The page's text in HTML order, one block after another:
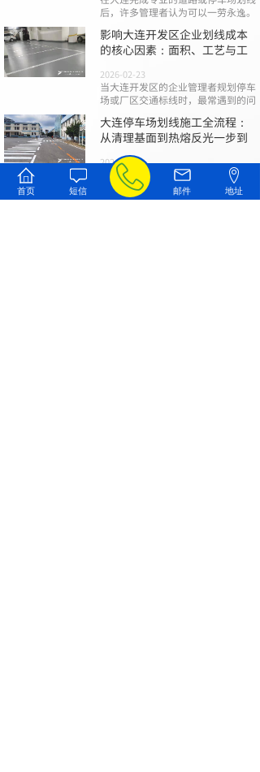
后，许多管理者认为可以一劳永逸。
影响大连开发区企业划线成本
的核心因素：面积、工艺与工
2026-02-23
当大连开发区的企业管理者规划停车
场或厂区交通标线时，最常遇到的问
大连停车场划线施工全流程：
从清理基面到热熔反光一步到
2026-02-09
一个规范、清晰且耐用的停车场标
线，不仅是引导车流、保障安全的基
础
首页 短信 邮件 地址